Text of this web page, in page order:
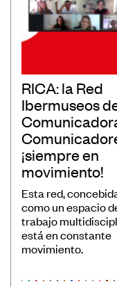
Registro
Sistema de
público de
Panorama
Banco de
Centro de
Noticias
RICA: la Red
Ibermuseos
¡siempre en
movimiento!
Esta red,
como un espacio
trabajo
está en constante
movimiento.